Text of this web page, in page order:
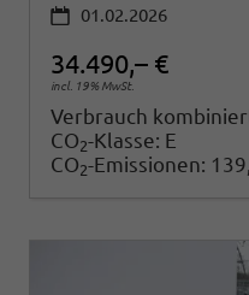
01.02.2026
34.490,– €
incl. 19% MwSt.
Verbrauch
CO2-Klasse: E
CO2-Emissionen: